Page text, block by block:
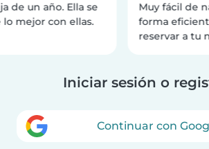
de un año. Ella se
mejor con ellas.
Muy fácil de
forma
reservar a tu
Iniciar sesión o
Continuar con